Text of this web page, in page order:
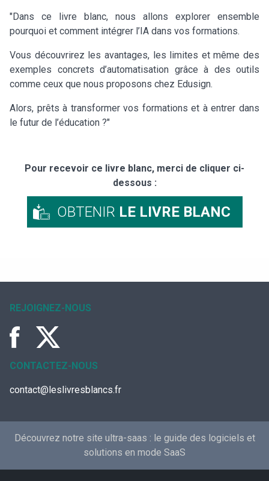
"Dans ce livre blanc, nous allons explorer ensemble
pourquoi et comment intégrer l’IA dans vos formations.
Vous découvrirez les avantages, les limites et même des
exemples concrets d’automatisation grâce à des outils
comme ceux que nous proposons chez Edusign.
Alors, prêts à transformer vos formations et à entrer dans
le futur de l’éducation ?"
Pour recevoir ce livre blanc, merci de cliquer ci-
dessous :
OBTENIR LE LIVRE BLANC
REJOIGNEZ-NOUS
CONTACTEZ-NOUS
contact@leslivresblancs.fr
Découvrez notre site ultra-saas : le guide des logiciels et
solutions en mode SaaS